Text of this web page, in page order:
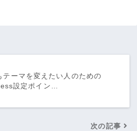
テーマを変えたい人のための
設定ポイン…
次の記事